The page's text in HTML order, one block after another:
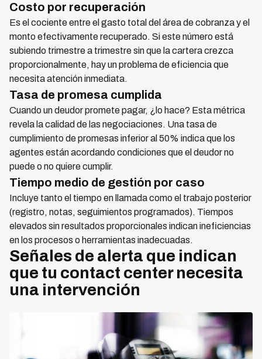
Costo por recuperación
Es el cociente entre el gasto total del área de cobranza y el
monto efectivamente recuperado. Si este número está
subiendo trimestre a trimestre sin que la cartera crezca
proporcionalmente, hay un problema de eficiencia que
necesita atención inmediata.
Tasa de promesa cumplida
Cuando un deudor promete pagar, ¿lo hace? Esta métrica
revela la calidad de las negociaciones. Una tasa de
cumplimiento de promesas inferior al 50% indica que los
agentes están acordando condiciones que el deudor no
puede o no quiere cumplir.
Tiempo medio de gestión por caso
Incluye tanto el tiempo en llamada como el trabajo posterior
(registro, notas, seguimientos programados). Tiempos
elevados sin resultados proporcionales indican ineficiencias
en los procesos o herramientas inadecuadas.
Señales de alerta que indican
que tu contact center necesita
una intervención